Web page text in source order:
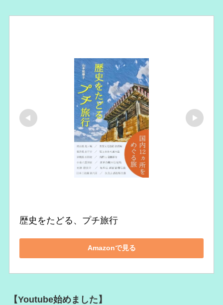
歴史をたどる、プチ旅行
Amazonで見る
【Youtube始めました】